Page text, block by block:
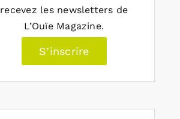
recevez les newsletters de
L’Ouïe Magazine.
S’inscrire